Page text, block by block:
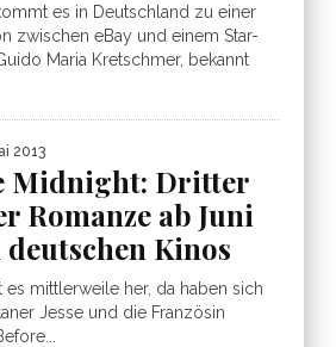
es in Deutschland zu einer
zwischen eBay und einem Star-
Maria Kretschmer, bekannt
2013
Midnight: Dritter
Romanze ab Juni
Kinos
es mittlerweile her, da haben sich
Jesse und die Französin